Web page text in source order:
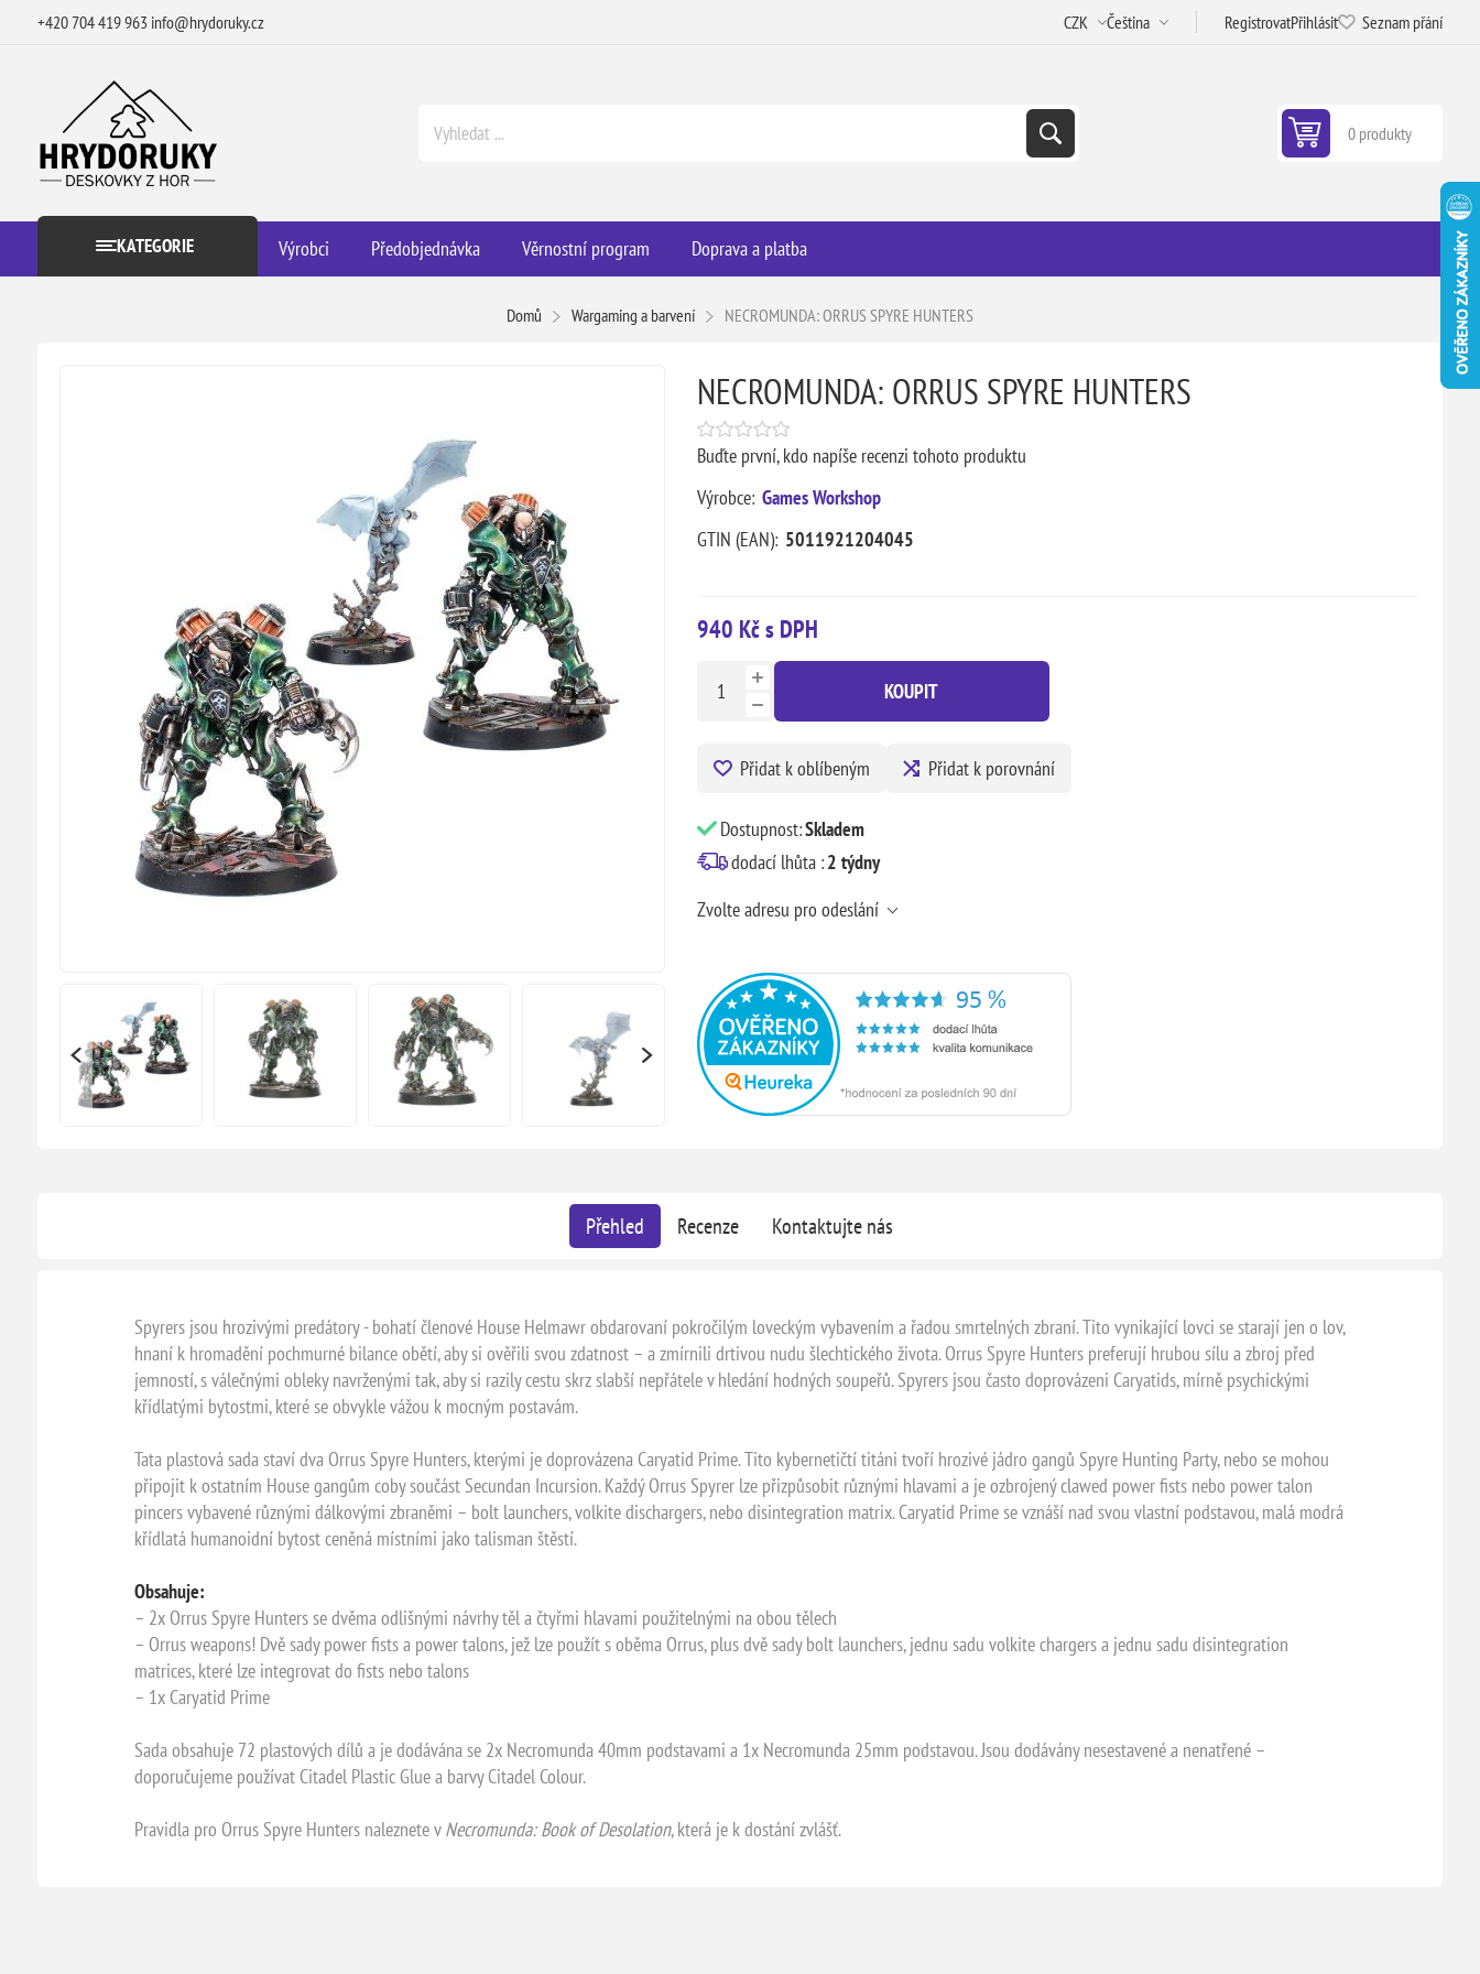
+420 704 419 963 info@hrydoruky.cz RegistrovatPřihlásit Seznam přání
0 produkty
KATEGORIE Výrobci Předobjednávka Věrnostní program Doprava a platba
Domů Wargaming a barvení NECROMUNDA: ORRUS SPYRE HUNTERS
NECROMUNDA: ORRUS SPYRE HUNTERS
Buďte první, kdo napíše recenzi tohoto produktu
Výrobce: Games Workshop
GTIN (EAN): 5011921204045
940 Kč s DPH
KOUPIT
Přidat k oblíbeným Přidat k porovnání
Dostupnost:Skladem
dodací lhůta :2 týdny
Zvolte adresu pro odeslání
Přehled Recenze Kontaktujte nás
Spyrers jsou hrozivými predátory - bohatí členové House Helmawr obdarovaní pokročilým loveckým vybavením a řadou smrtelných zbraní. Tito vynikající lovci se starají jen o lov,
hnaní k hromadění pochmurné bilance obětí, aby si ověřili svou zdatnost – a zmírnili drtivou nudu šlechtického života. Orrus Spyre Hunters preferují hrubou sílu a zbroj před
jemností, s válečnými obleky navrženými tak, aby si razily cestu skrz slabší nepřátele v hledání hodných soupeřů. Spyrers jsou často doprovázeni Caryatids, mírně psychickými
křídlatými bytostmi, které se obvykle vážou k mocným postavám.
Tata plastová sada staví dva Orrus Spyre Hunters, kterými je doprovázena Caryatid Prime. Tito kybernetičtí titáni tvoří hrozivé jádro gangů Spyre Hunting Party, nebo se mohou
připojit k ostatním House gangům coby součást Secundan Incursion. Každý Orrus Spyrer lze přizpůsobit různými hlavami a je ozbrojený clawed power fists nebo power talon
pincers vybavené různými dálkovými zbraněmi – bolt launchers, volkite dischargers, nebo disintegration matrix. Caryatid Prime se vznáší nad svou vlastní podstavou, malá modrá
křídlatá humanoidní bytost ceněná místními jako talisman štěstí.
Obsahuje:
– 2x Orrus Spyre Hunters se dvěma odlišnými návrhy těl a čtyřmi hlavami použitelnými na obou tělech
– Orrus weapons! Dvě sady power fists a power talons, jež lze použít s oběma Orrus, plus dvě sady bolt launchers, jednu sadu volkite chargers a jednu sadu disintegration
matrices, které lze integrovat do fists nebo talons
– 1x Caryatid Prime
Sada obsahuje 72 plastových dílů a je dodávána se 2x Necromunda 40mm podstavami a 1x Necromunda 25mm podstavou. Jsou dodávány nesestavené a nenatřené –
doporučujeme používat Citadel Plastic Glue a barvy Citadel Colour.
Pravidla pro Orrus Spyre Hunters naleznete vNecromunda: Book of Desolation, která je k dostání zvlášť.